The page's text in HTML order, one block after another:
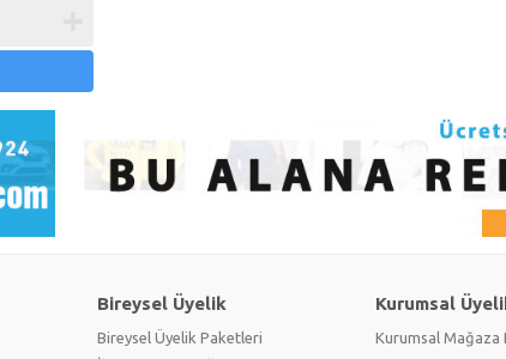
Bireysel Üyelik
Bireysel Üyelik Paketleri
Kurumsal
Kurumsal Mağaza